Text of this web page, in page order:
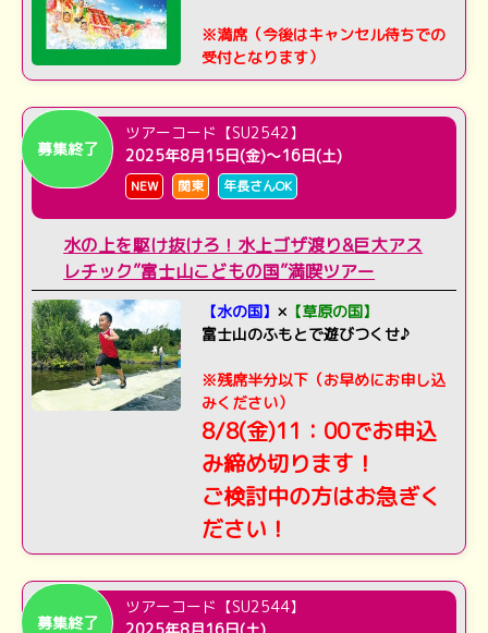
※満席（今後はキャンセル待ちでの
受付となります）
募集終了
ツアーコード【SU2542】
2025年8月15日(金)～16日(土)
NEW 関東 年長さんOK
水の上を駆け抜けろ！水上ゴザ渡り&巨大アス
レチック”富士山こどもの国”満喫ツアー
【水の国】× 【草原の国】
富士山のふもとで遊びつくせ♪
※残席半分以下（お早めにお申し込
みください）
8/8(金)11：00でお申込
み締め切ります！
ご検討中の方はお急ぎく
ださい！
募集終了
ツアーコード【SU2544】